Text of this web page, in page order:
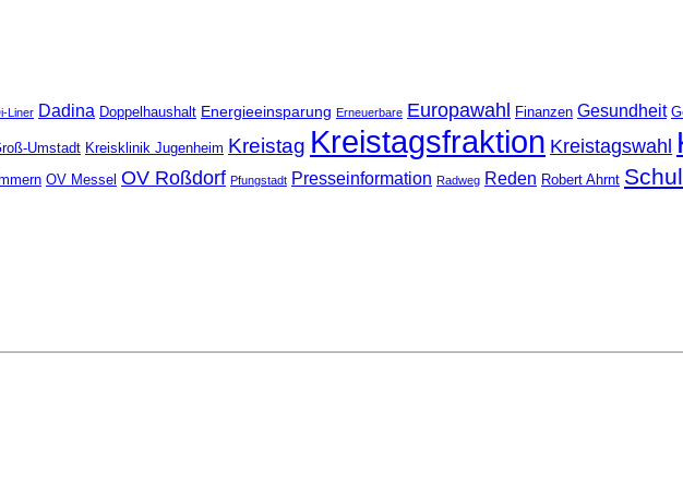
Liner Dadina Doppelhaushalt Energieeinsparung Erneuerbare Europawahl Finanzen Gesundheit
Umstadt Kreisklinik Jugenheim Kreistag Kreistagsfraktion Kreistagswahl
OV Messel OV Roßdorf Pfungstadt Presseinformation Radweg Reden Robert Ahrnt